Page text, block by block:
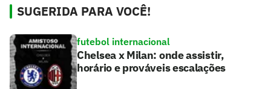
SUGERIDA PARA VOCÊ!
futebol internacional
Chelsea x Milan: onde assistir,
horário e prováveis escalações